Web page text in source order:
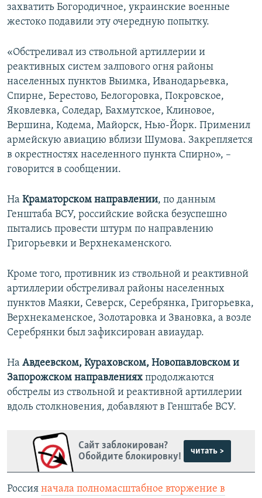
захватить Богородичное, украинские военные
жестоко подавили эту очередную попытку.
«Обстреливал из ствольной артиллерии и
реактивных систем залпового огня районы
населенных пунктов Выимка, Иванодарьевка,
Спирне, Берестово, Белогоровка, Покровское,
Яковлевка, Соледар, Бахмутское, Клиновое,
Вершина, Кодема, Майорск, Нью-Йорк. Применил
армейскую авиацию вблизи Шумова. Закрепляется
в окрестностях населенного пункта Спирно», –
говорится в сообщении.
На Краматорском направлении, по данным
Генштаба ВСУ, российские войска безуспешно
пытались провести штурм по направлению
Григорьевки и Верхнекаменского.
Кроме того, противник из ствольной и реактивной
артиллерии обстреливал районы населенных
пунктов Маяки, Северск, Серебрянка, Григорьевка,
Верхнекаменское, Золотаровка и Звановка, а возле
Серебрянки был зафиксирован авиаудар.
На Авдеевском, Кураховском, Новопавловском и
Запорожском направлениях продолжаются
обстрелы из ствольной и реактивной артиллерии
вдоль столкновения, добавляют в Генштабе ВСУ.
Сайт заблокирован?
Обойдите блокировку!
читать >
Россия начала полномасштабное вторжение в